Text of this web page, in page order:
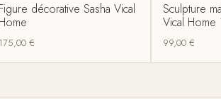
Figure décorative Sasha Vical
Home
175,00€
Sculpture
Vical Home
99,00 €